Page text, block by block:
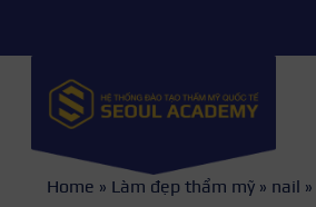
Home » Làm đẹp thẩm mỹ » nail »